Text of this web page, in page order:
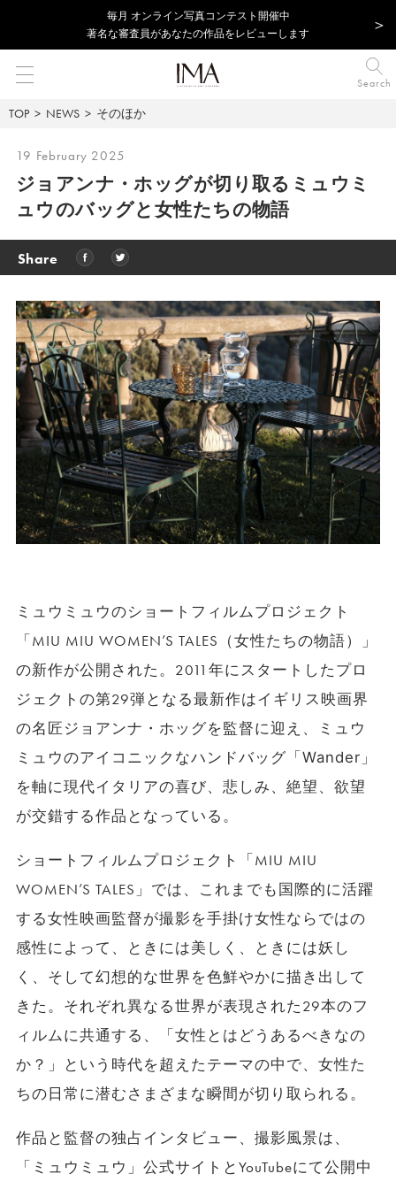
毎⽉ オンライン写真コンテスト開催中
著名な審査員があなたの作品をレビューします
Search
TOP NEWS そのほか
19 February 2025
ジョアンナ・ホッグが切り取るミュウミ
ュウのバッグと女性たちの物語
Share
ミュウミュウのショートフィルムプロジェクト
「MIU MIU WOMEN’S TALES（女性たちの物語）」
の新作が公開された。2011年にスタートしたプロ
ジェクトの第29弾となる最新作はイギリス映画界
の名匠ジョアンナ・ホッグを監督に迎え、ミュウ
ミュウのアイコニックなハンドバッグ「Wander 」
を軸に現代イタリアの喜び、悲しみ、絶望、欲望
が交錯する作品となっている。
ショートフィルムプロジェクト「MIU MIU
WOMEN’S TALES」では、これまでも国際的に活躍
する女性映画監督が撮影を手掛け女性ならではの
感性によって、ときには美しく、ときには妖し
く、そして幻想的な世界を色鮮やかに描き出して
きた。それぞれ異なる世界が表現された29本のフ
ィルムに共通する、「女性とはどうあるべきなの
か？」という時代を超えたテーマの中で、女性た
ちの日常に潜むさまざまな瞬間が切り取られる。
作品と監督の独占インタビュー、撮影風景は、
「ミュウミュウ」公式サイトとYouTubeにて公開中